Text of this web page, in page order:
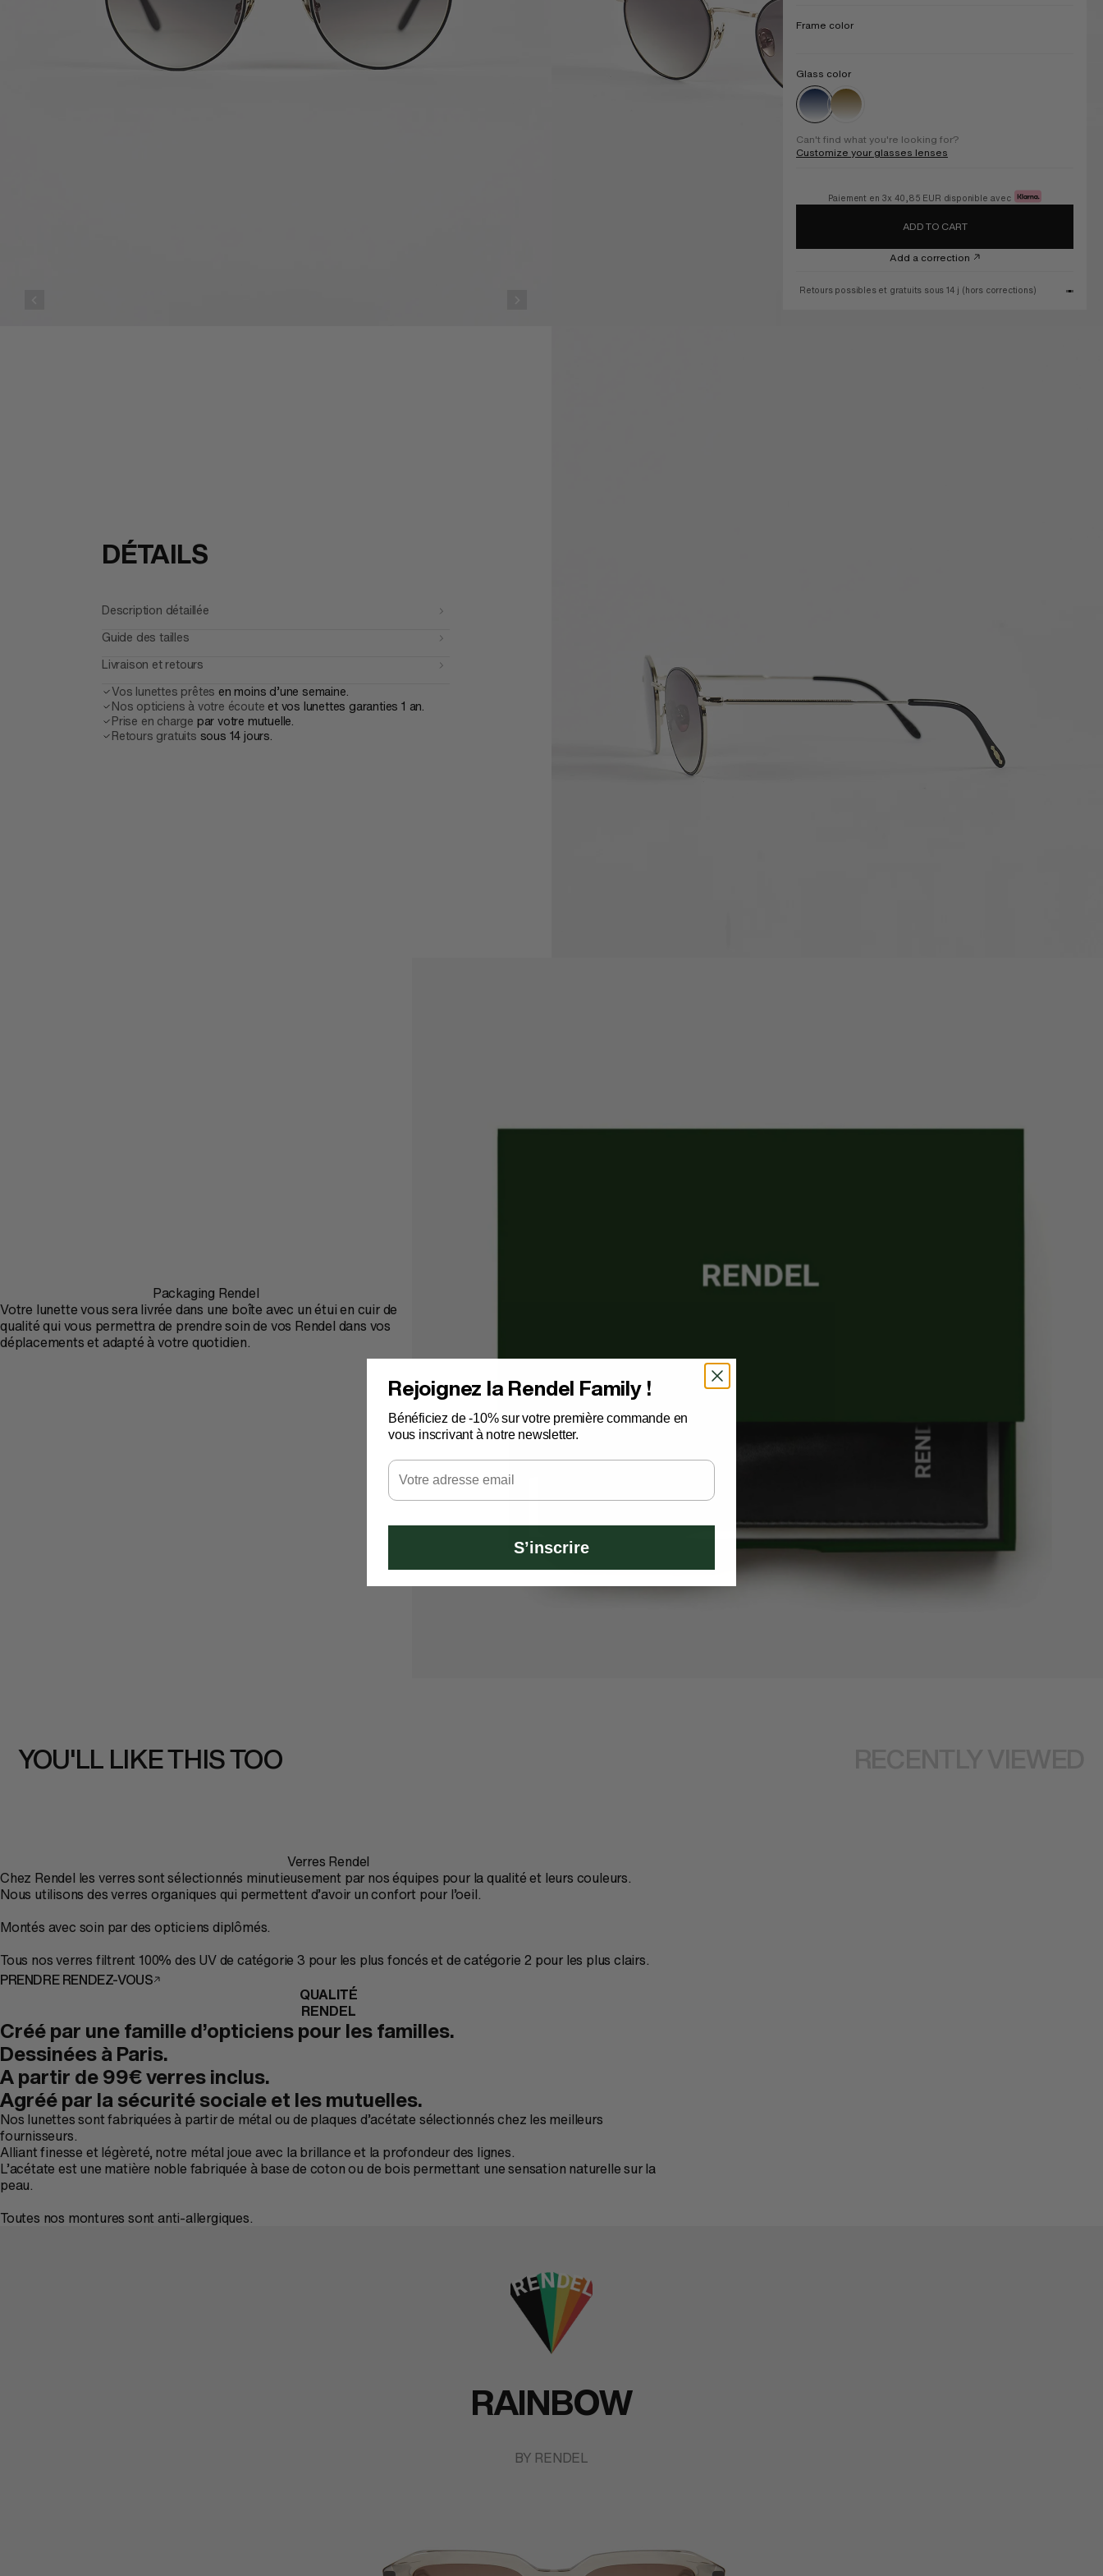
Frame color
Glass color
Can't find what you're looking for?
Customize your glasses lenses
Paiement en 3x 40,85 EUR disponible avec
ADD TO CART
Add a correction
Retours possibles et gratuits sous 14 j (hors corrections) Prise en chargepar votre mutuelle
DÉTAILS
Description détaillée
Guide des tailles
Livraison et retours
Vos lunettes prêtes en moins d’une semaine.
Nos opticiens à votre écoute et vos lunettes garanties 1 an.
Prise en charge par votre mutuelle.
Retours gratuits sous 14 jours.
Commande livrée chez vous à partir du11 August
Commande livrée chez vous à partir du
Packaging Rendel
Votre lunette vous sera livrée dans une boîte avec un étui en cuir de
qualité qui vous permettra de prendre soin de vos Rendel dans vos
déplacements et adapté à votre quotidien.
YOU'LL LIKE THIS TOO
Verres Rendel
Chez Rendel les verres sont sélectionnés minutieusement par nos équipes pour la qualité et leurs couleurs.
Nous utilisons des verres organiques qui permettent d’avoir un confort pour l’oeil.
Montés avec soin par des opticiens diplômés.
Tous nos verres filtrent 100% des UV de catégorie 3 pour les plus foncés et de catégorie 2 pour les plus clairs.
PRENDRE RENDEZ-VOUS
QUALITÉ
RENDEL
Créé par une famille d’opticiens pour les familles.
Dessinées à Paris.
A partir de 99€ verres inclus.
Agréé par la sécurité sociale et les mutuelles.
Nos lunettes sont fabriquées à partir de métal ou de plaques d’acétate sélectionnés chez les meilleurs
fournisseurs.
Alliant finesse et légèreté, notre métal joue avec la brillance et la profondeur des lignes.
L’acétate est une matière noble fabriquée à base de coton ou de bois permettant une sensation naturelle sur la
peau.
Toutes nos montures sont anti-allergiques.
RAINBOW
BY RENDEL
Rejoignez la Rendel Family !
Bénéficiez de -10% sur votre première commande en
vous inscrivant à notre newsletter.
Email
S’inscrire